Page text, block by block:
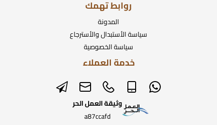
روابط تهمك
المدونة
سياسة الأستبدال والأسترجاع
سياسة الخصوصية
خدمة العملاء
وثيقة العمل الحر
a87ccafd